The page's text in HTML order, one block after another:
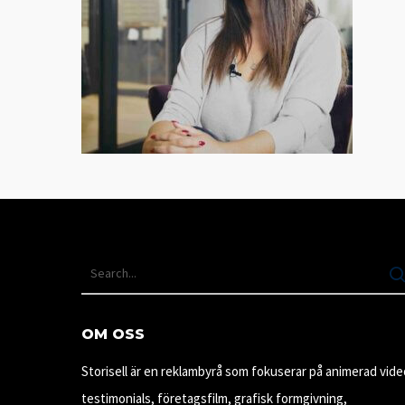
OM OSS
Storisell är en reklambyrå som fokuserar på animerad
testimonials, företagsfilm, grafisk formgivning,